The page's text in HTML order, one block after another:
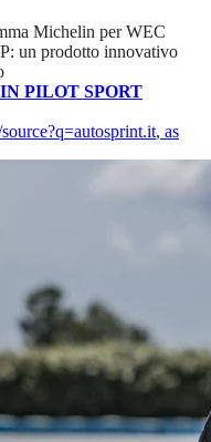
Michelin per WEC
un prodotto innovativo
PILOT SPORT
, as